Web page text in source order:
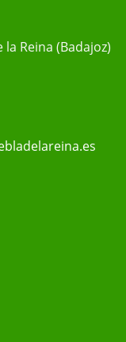
la Reina (Badajoz)